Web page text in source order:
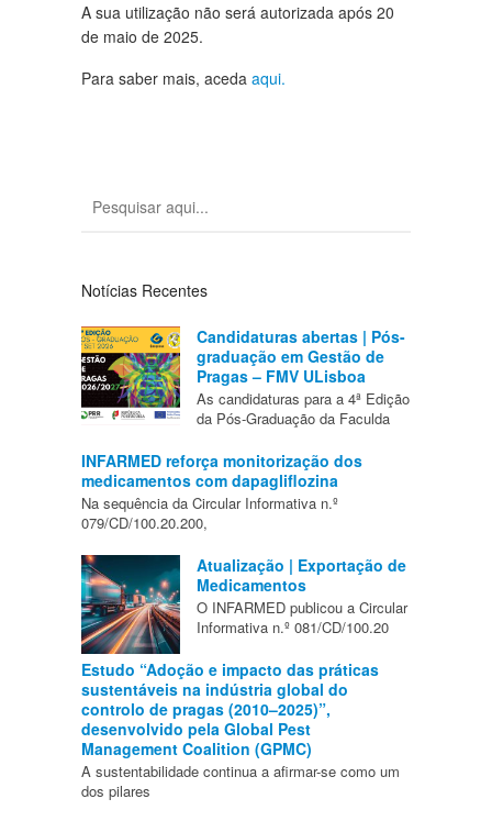
A sua utilização não será autorizada após 20
de maio de 2025.
Para saber mais, aceda aqui.
Notícias Recentes
Candidaturas abertas | Pós-
graduação em Gestão de
Pragas – FMV ULisboa
As candidaturas para a 4ª Edição
da Pós-Graduação da Faculda
INFARMED reforça monitorização dos
medicamentos com dapagliflozina
Na sequência da Circular Informativa n.º
079/CD/100.20.200,
Atualização | Exportação de
Medicamentos
O INFARMED publicou a Circular
Informativa n.º 081/CD/100.20
Estudo “Adoção e impacto das práticas
sustentáveis na indústria global do
controlo de pragas (2010–2025)”,
desenvolvido pela Global Pest
Management Coalition (GPMC)
A sustentabilidade continua a afirmar-se como um
dos pilares